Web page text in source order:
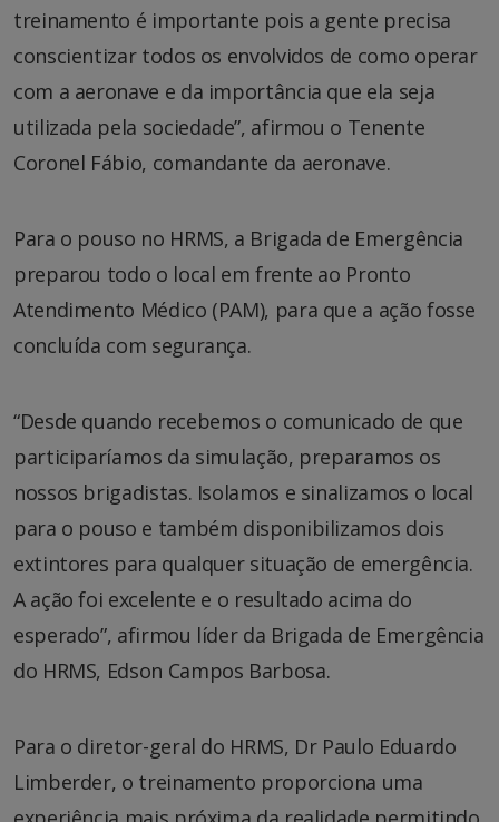
treinamento é importante pois a gente precisa
conscientizar todos os envolvidos de como operar
com a aeronave e da importância que ela seja
utilizada pela sociedade”, afirmou o Tenente
Coronel Fábio, comandante da aeronave.
Para o pouso no HRMS, a Brigada de Emergência
preparou todo o local em frente ao Pronto
Atendimento Médico (PAM), para que a ação fosse
concluída com segurança.
“Desde quando recebemos o comunicado de que
participaríamos da simulação, preparamos os
nossos brigadistas. Isolamos e sinalizamos o local
para o pouso e também disponibilizamos dois
extintores para qualquer situação de emergência.
A ação foi excelente e o resultado acima do
esperado”, afirmou líder da Brigada de Emergência
do HRMS, Edson Campos Barbosa.
Para o diretor-geral do HRMS, Dr Paulo Eduardo
Limberder, o treinamento proporciona uma